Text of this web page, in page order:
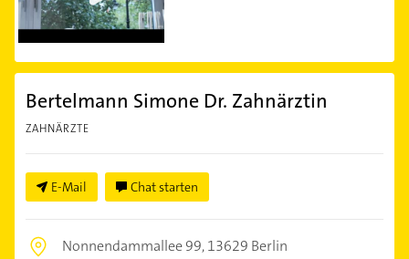
Bertelmann Simone Dr. Zahnärztin
ZAHNÄRZTE
E-Mail Chat starten
Nonnendammallee 99,13629 Berlin